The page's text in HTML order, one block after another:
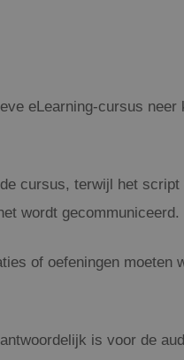
eLearning-cursus
cursus, terwijl het
wordt gecommuniceerd.
of oefeningen moeten
is voor de